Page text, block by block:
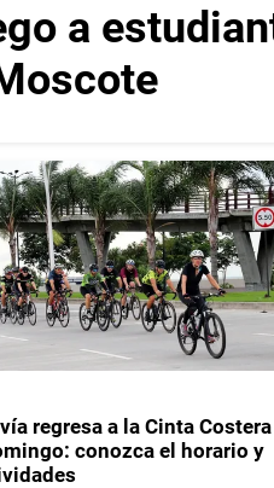
a
regresa a la Cinta Costera
conozca el horario y